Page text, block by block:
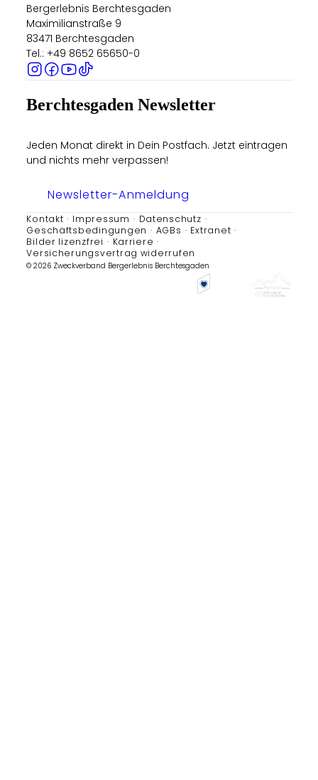
Bergerlebnis Berchtesgaden
Maximilianstraße 9
83471 Berchtesgaden
Tel.: +49 8652 65650-0
Berchtesgaden Newsletter
Jeden Monat direkt in Dein Postfach. Jetzt eintragen
und nichts mehr verpassen!
Newsletter-Anmeldung
Kontakt Impressum
Datenschutz
Geschäftsbedingungen
AGBs
Extranet
Bilder lizenzfrei
Karriere
Versicherungsvertrag widerrufen
© 2026 Zweckverband Bergerlebnis Berchtesgaden